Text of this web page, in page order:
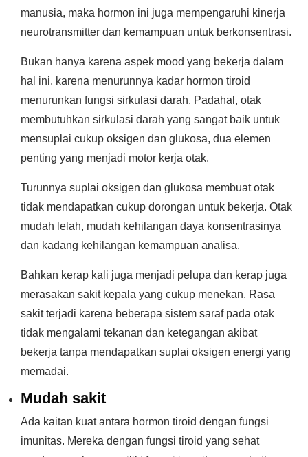
manusia, maka hormon ini juga mempengaruhi kinerja
neurotransmitter dan kemampuan untuk berkonsentrasi.
Bukan hanya karena aspek mood yang bekerja dalam
hal ini. karena menurunnya kadar hormon tiroid
menurunkan fungsi sirkulasi darah. Padahal, otak
membutuhkan sirkulasi darah yang sangat baik untuk
mensuplai cukup oksigen dan glukosa, dua elemen
penting yang menjadi motor kerja otak.
Turunnya suplai oksigen dan glukosa membuat otak
tidak mendapatkan cukup dorongan untuk bekerja. Otak
mudah lelah, mudah kehilangan daya konsentrasinya
dan kadang kehilangan kemampuan analisa.
Bahkan kerap kali juga menjadi pelupa dan kerap juga
merasakan sakit kepala yang cukup menekan. Rasa
sakit terjadi karena beberapa sistem saraf pada otak
tidak mengalami tekanan dan ketegangan akibat
bekerja tanpa mendapatkan suplai oksigen energi yang
memadai.
Mudah sakit
Ada kaitan kuat antara hormon tiroid dengan fungsi
imunitas. Mereka dengan fungsi tiroid yang sehat